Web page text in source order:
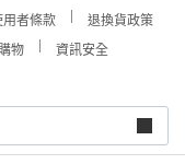
者條款
退換貨政策
物
資訊安全